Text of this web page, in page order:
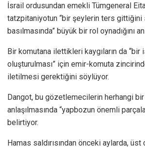
İsrail ordusundan emekli Tümgeneral
tatzpitaniyotun “bir şeylerin ters gittiğini
basılmasında” büyük bir rol oynadığını
Bir komutana ilettikleri kaygıların da
oluşturulması” için emir-komuta
iletilmesi gerektiğini söylüyor.
Dangot, bu gözetlemecilerin herhangi
anlaşılmasında “yapbozun önemli
belirtiyor.
Hamas saldırısından önceki aylarda,